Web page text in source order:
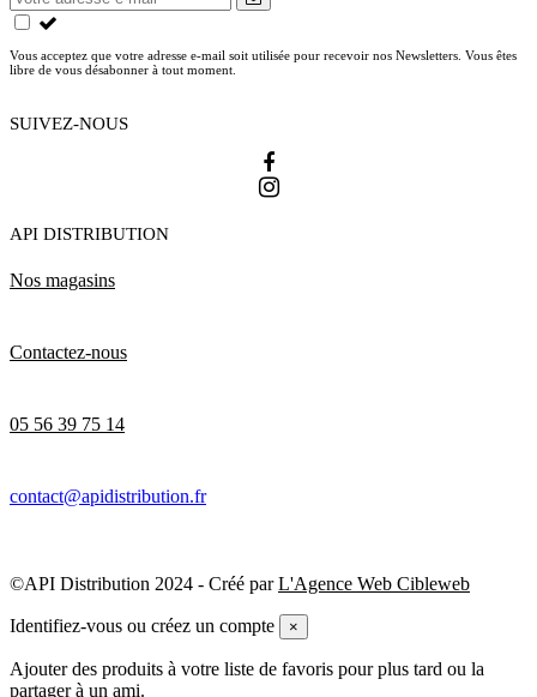
Vous acceptez que votre adresse e-mail soit utilisée pour recevoir nos Newsletters. Vous êtes
libre de vous désabonner à tout moment.
SUIVEZ-NOUS
API DISTRIBUTION
Nos magasins
Contactez-nous
05 56 39 75 14
contact@apidistribution.fr
©API Distribution 2024 - Créé parL'Agence Web Cibleweb
Identifiez-vous ou créez un compte ×
Ajouter des produits à votre liste de favoris pour plus tard ou la
partager à un ami.